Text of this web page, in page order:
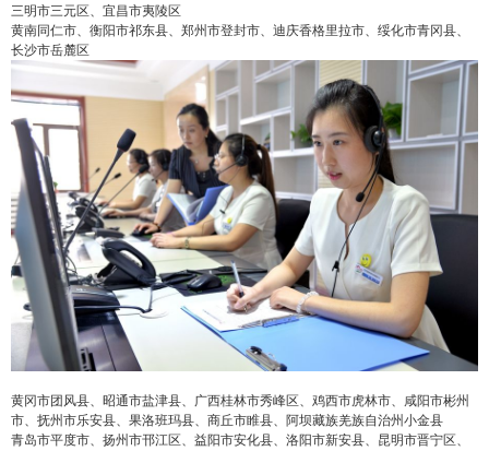
三明市三元区、宜昌市夷陵区
黄南同仁市、衡阳市祁东县、郑州市登封市、迪庆香格里拉市、绥化市青冈县、
长沙市岳麓区
黄冈市团风县、昭通市盐津县、广西桂林市秀峰区、鸡西市虎林市、咸阳市彬州
市、抚州市乐安县、果洛班玛县、商丘市睢县、阿坝藏族羌族自治州小金县
青岛市平度市、扬州市邗江区、益阳市安化县、洛阳市新安县、昆明市晋宁区、